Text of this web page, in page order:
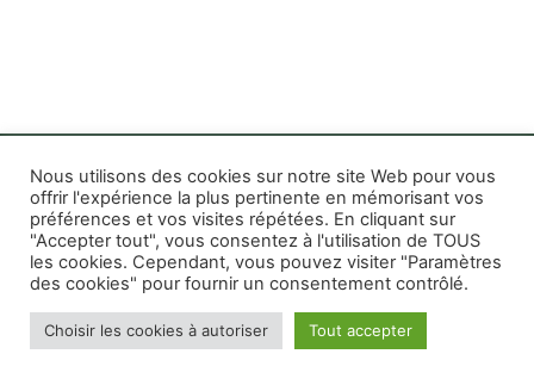
Rife WordPress Theme|Photographe boudoir et
photo thérapeutique Montréal Lille Avignon
Photographe mariage et famille Montréal|
Photographe commercial Montréal|Mentions
légales
Nous utilisons des cookies sur notre site Web pour vous
offrir l'expérience la plus pertinente en mémorisant vos
préférences et vos visites répétées. En cliquant sur
"Accepter tout", vous consentez à l'utilisation de TOUS
les cookies. Cependant, vous pouvez visiter "Paramètres
des cookies" pour fournir un consentement contrôlé.
Choisir les cookies à autoriser Tout accepter